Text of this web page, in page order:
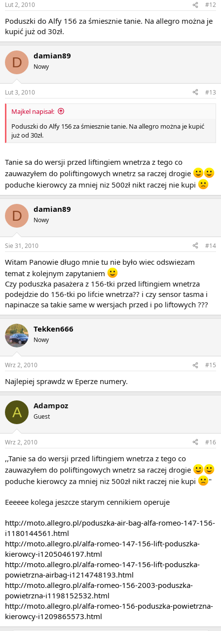
Lut 2, 2010 #12
Poduszki do Alfy 156 za śmiesznie tanie. Na allegro można je
kupić już od 30zł.
D damian89
Nowy
Lut 3, 2010 #13
Majkel napisał:
Poduszki do Alfy 156 za śmiesznie tanie. Na allegro można je kupić
już od 30zł.
Tanie sa do wersji przed liftingiem wnetrza z tego co
zauwazyłem do poliftingowych wnetrz sa raczej drogie
poduche kierowcy za mniej niz 500zł nikt raczej nie kupi
D damian89
Nowy
Sie 31, 2010 #14
Witam Panowie długo mnie tu nie było wiec odswiezam
temat z kolejnym zapytaniem
Czy poduszka pasażera z 156-tki przed liftingiem wnetrza
podejdzie do 156-tki po lifcie wnetrza?? i czy sensor tasma i
napinacze sa takie same w wersjach przed i po liftowych ???
Tekken666
Nowy
Wrz 2, 2010 #15
Najlepiej sprawdz w Eperze numery.
A Adampoz
Guest
Wrz 2, 2010 #16
,,Tanie sa do wersji przed liftingiem wnetrza z tego co
zauwazyłem do poliftingowych wnetrz sa raczej drogie
poduche kierowcy za mniej niz 500zł nikt raczej nie kupi
"
Eeeeee kolega jeszcze starym cennikiem operuje
http://moto.allegro.pl/poduszka-air-bag-alfa-romeo-147-156-
i1180144561.html
http://moto.allegro.pl/alfa-romeo-147-156-lift-poduszka-
kierowcy-i1205046197.html
http://moto.allegro.pl/alfa-romeo-147-156-lift-poduszka-
powietrzna-airbag-i1214748193.html
http://moto.allegro.pl/alfa-romeo-156-2003-poduszka-
powietrzna-i1198152532.html
http://moto.allegro.pl/alfa-romeo-156-poduszka-powietrzna-
kierowcy-i1209865573.html